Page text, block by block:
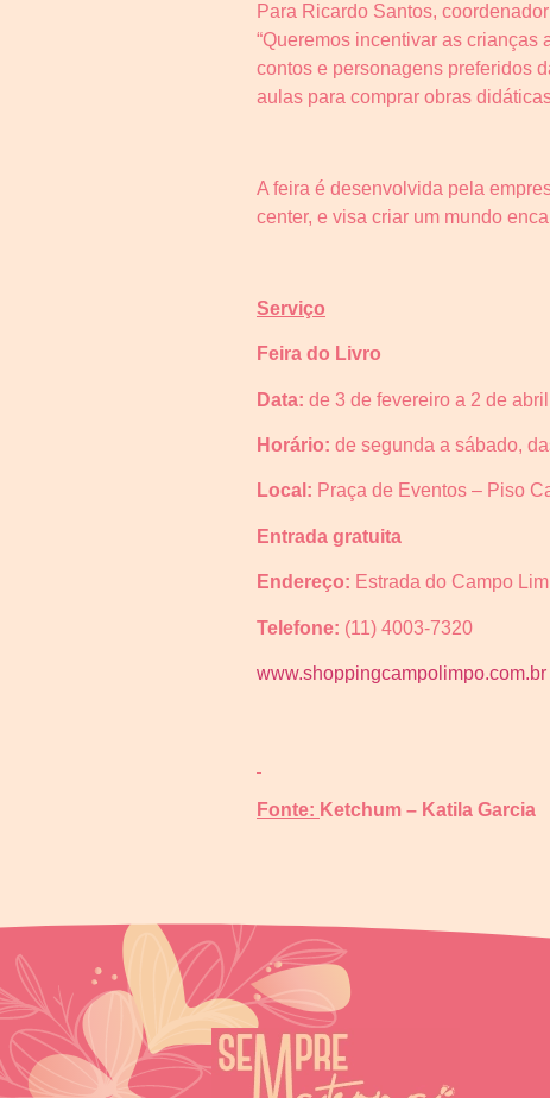
Para Ricardo Santos,
“Queremos incentivar as
contos e personagens preferidos
aulas para comprar obras
A feira é desenvolvida pela
center, e visa criar um mundo
Serviço
Feira do Livro
Data: de 3 de fevereiro a 2 de abril
Horário: de segunda a sábado,
Local: Praça de Eventos – Piso
Entrada gratuita
Endereço: Estrada do Campo
Telefone: (11) 4003-7320
www.shoppingcampolimpo.com.br
Fonte: Ketchum – Katila Garcia